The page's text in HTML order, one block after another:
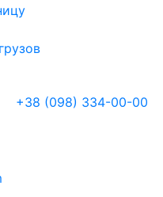
+38 (098) 334-00-00